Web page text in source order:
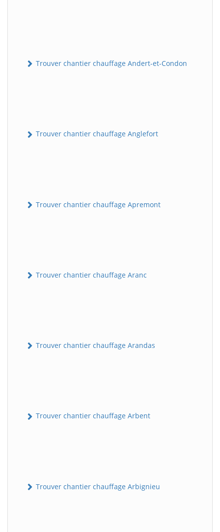
Trouver chantier chauffage Andert-et-Condon
Trouver chantier chauffage Anglefort
Trouver chantier chauffage Apremont
Trouver chantier chauffage Aranc
Trouver chantier chauffage Arandas
Trouver chantier chauffage Arbent
Trouver chantier chauffage Arbignieu